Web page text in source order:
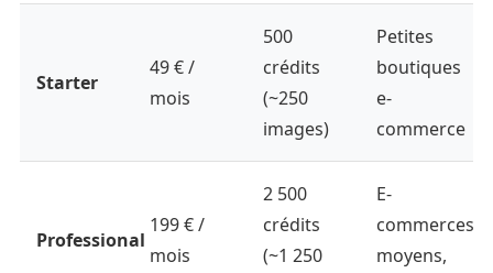
Starter
49 € /
mois
500
crédits
(~250
images)
Petites
boutiques
e-
commerce
Professional
199 € /
mois
2 500
crédits
(~1 250
E-
commerces
moyens,